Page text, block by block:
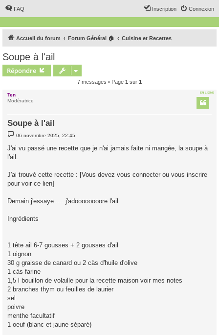
FAQ Connexion
Inscription
Accueil du forum Forum Général 🏠 Cuisine et Recettes
Soupe à l'ail
Répondre
7 messages • Page 1 sur 1
EN LIGNE
Ten
Modératrice
Soupe à l'ail
M
e
s
s
06 novembre 2025, 22:45
J'ai vu passé une recette que je n'ai jamais faite ni mangée, la soupe à
l'ail.
J'ai trouvé cette recette : [Vous devez vous connecter ou vous inscrire
pour voir ce lien]
Demain j'essaye......j'adoooooooore l'ail.
Ingrédients
1 tête ail 6-7 gousses + 2 gousses d'ail
1 oignon
30 g graisse de canard ou 2 càs d'huile d'olive
1 càs farine
1,5 l bouillon de volaille pour la recette maison voir mes notes
2 branches thym ou feuilles de laurier
sel
poivre
menthe facultatif
1 oeuf (blanc et jaune séparé)